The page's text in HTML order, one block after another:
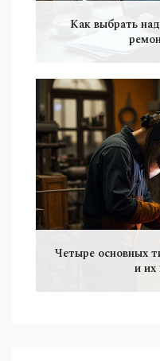
Как выбрать
Четыре основных
и их